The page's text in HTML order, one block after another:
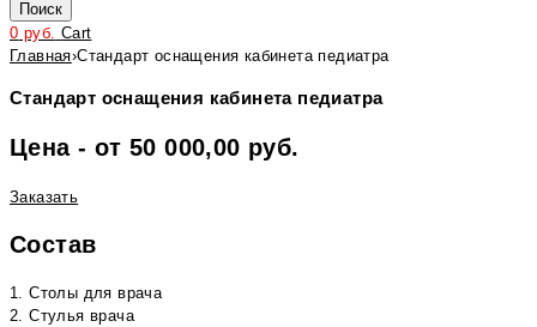
Поиск
0 руб. Cart
Главная›Стандарт оснащения кабинета педиатра
Стандарт оснащения кабинета педиатра
Цена - от 50 000,00 руб.
Заказать
Состав
1. Столы для врача
2. Стулья врача